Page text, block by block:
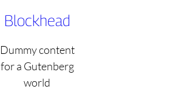
Blockhead
Dummy content
for a Gutenberg
world